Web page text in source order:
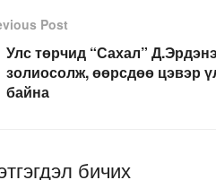
Post
Улс төрчид “Сахал”
золиосолж, өөрсдөө цэвэр
байна
бичих